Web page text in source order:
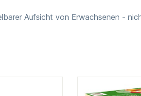
Aufsicht von Erwachsenen -